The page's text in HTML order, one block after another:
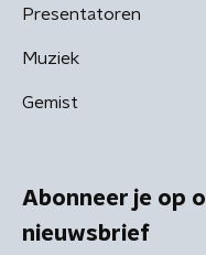
Presentatoren
Muziek
Gemist
Abonneer je op
nieuwsbrief